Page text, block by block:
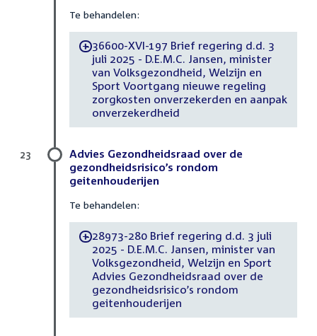
Te behandelen:
-36600-XVI-197 Brief regering d.d. 3
juli 2025 - D.E.M.C. Jansen, minister
van Volksgezondheid, Welzijn en
Sport Voortgang nieuwe regeling
zorgkosten onverzekerden en aanpak
onverzekerdheid
Advies Gezondheidsraad over de
gezondheidsrisico’s rondom
geitenhouderijen
Te behandelen:
-28973-280 Brief regering d.d. 3 juli
2025 - D.E.M.C. Jansen, minister van
Volksgezondheid, Welzijn en Sport
Advies Gezondheidsraad over de
gezondheidsrisico’s rondom
geitenhouderijen
23